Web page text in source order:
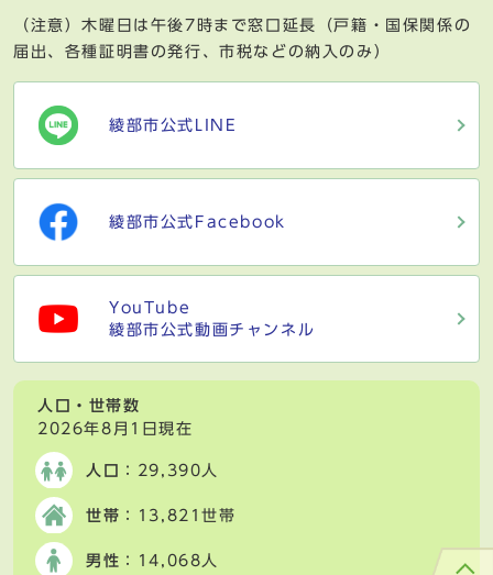
（注意）木曜日は午後7時まで窓口延長（戸籍・国保関係の
届出、各種証明書の発行、市税などの納入のみ）
綾部市公式LINE
綾部市公式Facebook
YouTube
綾部市公式動画チャンネル
人口・世帯数
2026年8月1日現在
人口 ：29,390人
世帯 ：13,821世帯
男性 ：14,068人